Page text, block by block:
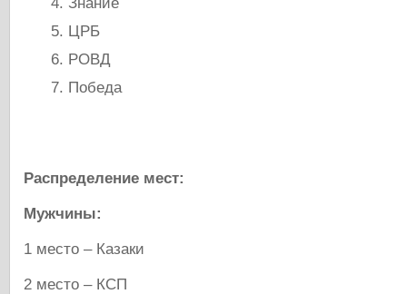
ЦРБ
РОВД
Победа
Распределение мест:
Мужчины:
1 место – Казаки
2 место – КСП